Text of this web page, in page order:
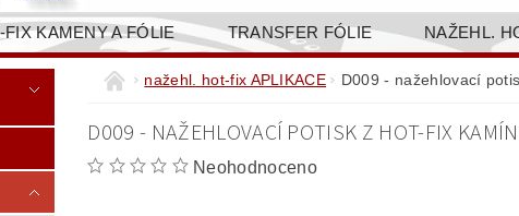
KAMENY A FÓLIE TRANSFER FÓLIE NAŽEHL.
/ ŠTASOVÉ BORTY BAREVNICE
- VYSIVACI.CZ
EXPEDICE) PLATNÝ OD 14. 1.2025
nažehl. hot-fix APLIKACE D009 - nažehlovací
D009 - NAŽEHLOVACÍ POTISK Z HOT-FIX
Neohodnoceno